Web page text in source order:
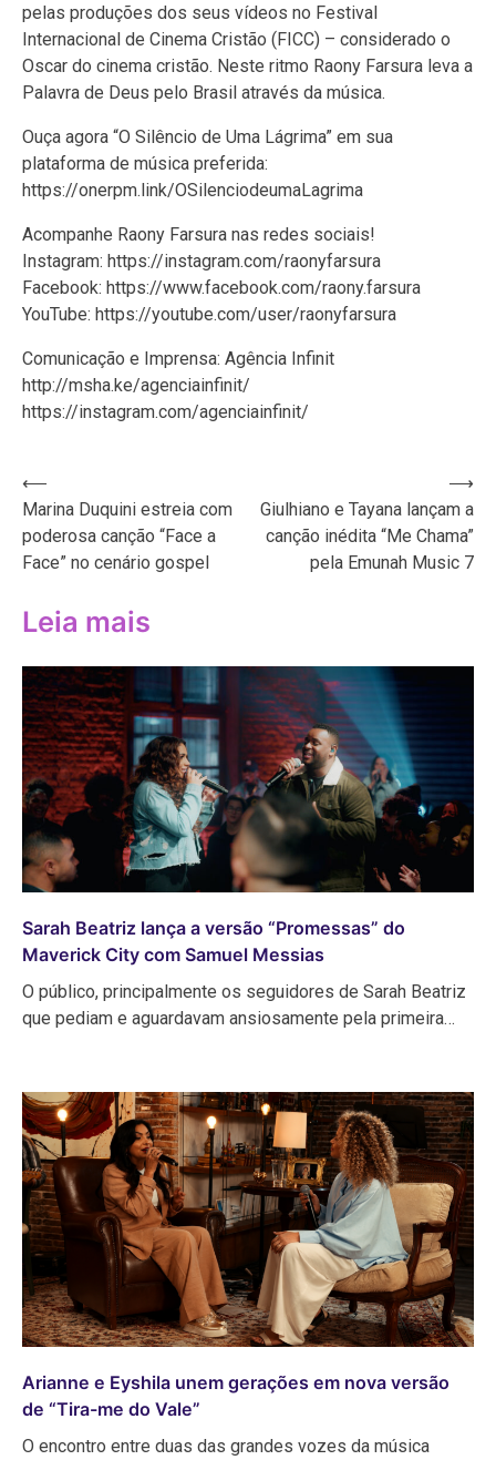
pelas produções dos seus vídeos no Festival
Internacional de Cinema Cristão (FICC) – considerado o
Oscar do cinema cristão. Neste ritmo Raony Farsura leva a
Palavra de Deus pelo Brasil através da música.
Ouça agora “O Silêncio de Uma Lágrima” em sua
plataforma de música preferida:
https://onerpm.link/OSilenciodeumaLagrima
Acompanhe Raony Farsura nas redes sociais!
Instagram: https://instagram.com/raonyfarsura
Facebook: https://www.facebook.com/raony.farsura
YouTube: https://youtube.com/user/raonyfarsura
Comunicação e Imprensa: Agência Infinit
http://msha.ke/agenciainfinit/
https://instagram.com/agenciainfinit/
Navegação
de
Post
⟵
Marina Duquini estreia com
poderosa canção “Face a
Face” no cenário gospel
Giulhiano e Tayana lançam a
canção inédita “Me Chama”
pela Emunah Music 7
⟶
Leia mais
Sarah Beatriz lança a versão “Promessas” do
Maverick City com Samuel Messias
O público, principalmente os seguidores de Sarah Beatriz
que pediam e aguardavam ansiosamente pela primeira…
Arianne e Eyshila unem gerações em nova versão
de “Tira-me do Vale”
O encontro entre duas das grandes vozes da música